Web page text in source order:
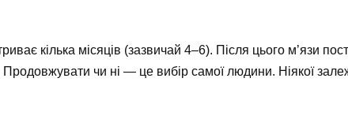
кілька місяців (зазвичай 4–6). Після цього м’язи
Продовжувати чи ні — це вибір самої людини. Ніякої